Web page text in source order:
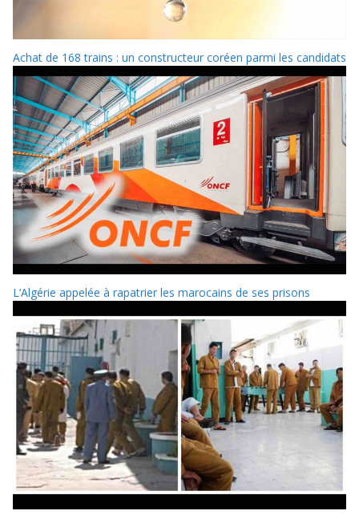
Achat de 168 trains : un constructeur coréen parmi les candidats
L’Algérie appelée à rapatrier les marocains de ses prisons